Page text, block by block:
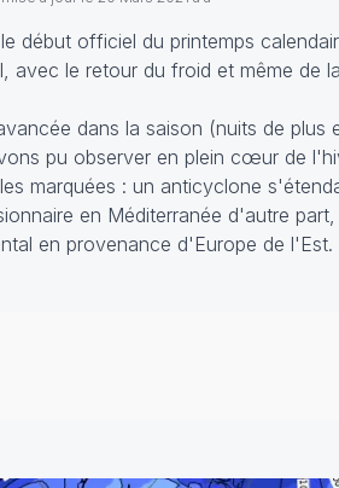
début officiel du printemps
avec le retour du froid et même de
dans la saison (nuits de plus
pu observer en plein cœur de
marquées : un anticyclone
en Méditerranée d'autre
en provenance d'Europe de l'Est.